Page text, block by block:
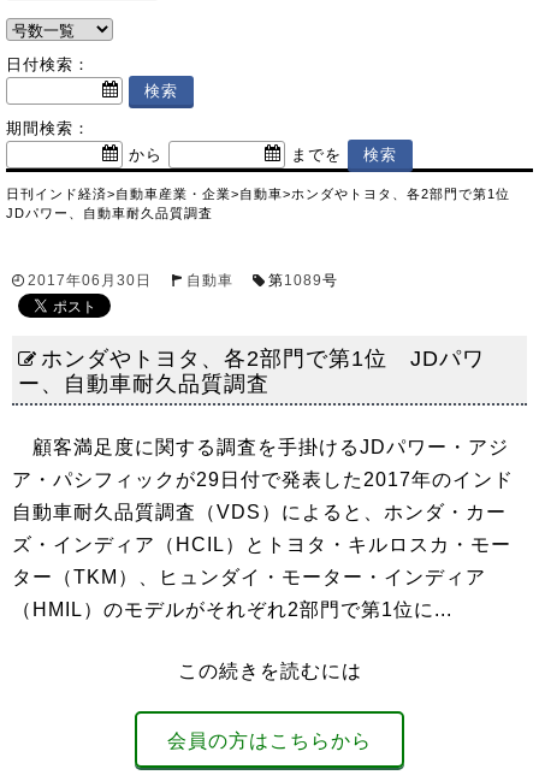
日付検索：
期間検索：
から
までを
日刊インド経済>自動車産業・企業>自動車>ホンダやトヨタ、各2部門で第1位
JDパワー、自動車耐久品質調査
2017年06月30日 自動車 第1089号
ホンダやトヨタ、各2部門で第1位 JDパワ
ー、自動車耐久品質調査
顧客満足度に関する調査を手掛けるJDパワー・アジ
ア・パシフィックが29日付で発表した2017年のインド
自動車耐久品質調査（VDS）によると、ホンダ・カー
ズ・インディア（HCIL）とトヨタ・キルロスカ・モー
ター（TKM）、ヒュンダイ・モーター・インディア
（HMIL）のモデルがそれぞれ2部門で第1位に...
この続きを読むには
会員の方はこちらから